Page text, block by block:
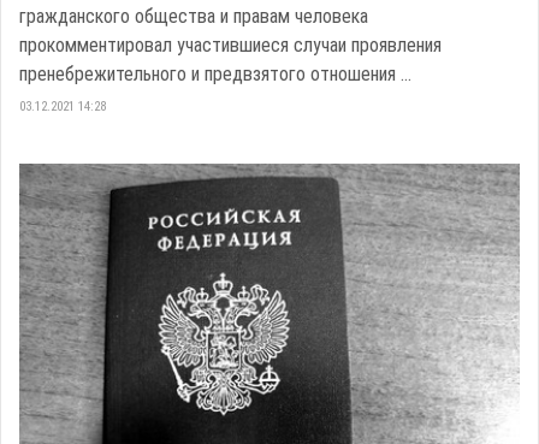
гражданского общества и правам человека
прокомментировал участившиеся случаи проявления
пренебрежительного и предвзятого отношения ...
03.12.2021 14:28